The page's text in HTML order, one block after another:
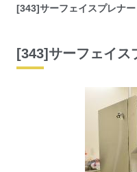
[343]サーフェイスプレナー
[343]サーフェイス